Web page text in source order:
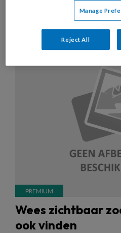
MAGAZINE
Wees zichtbaar
ook vinden
Manage
Reject All